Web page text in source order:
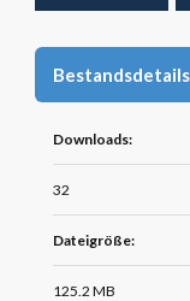
Bestandsdetails
Downloads:
32
Dateigröße:
125.2 MB